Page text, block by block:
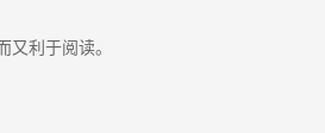
利于阅读。